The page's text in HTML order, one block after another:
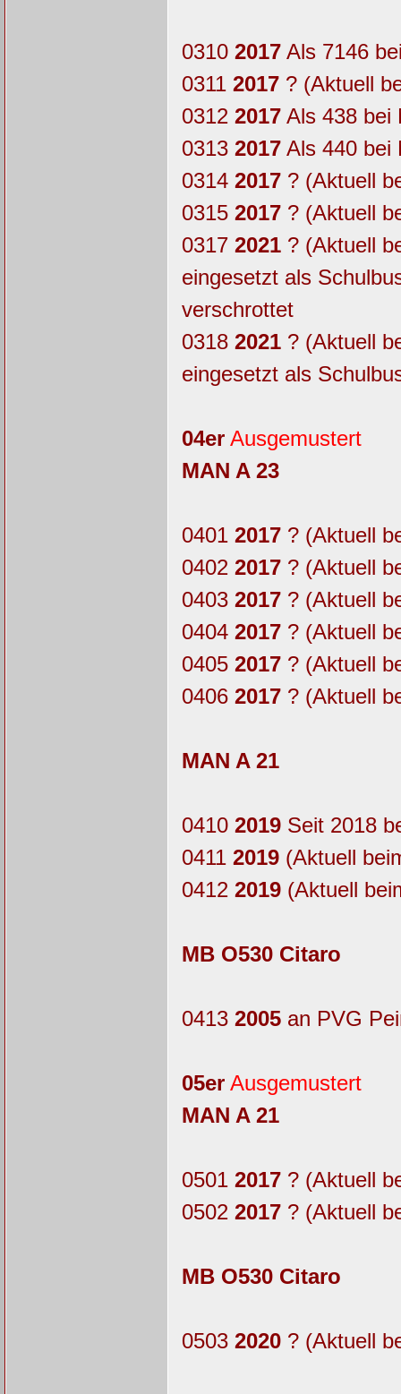
0310 2017Als 7146
0311 2017? (Aktuell
0312 2017Als 438 bei
0313 2017Als 440 bei
0314 2017? (Aktuell
0315 2017? (Aktuell
0317 2021? (Aktuell
eingesetzt als
verschrottet
0318 2021? (Aktuell
eingesetzt als
04er Ausgemustert
MAN A 23
0401 2017? (Aktuell
0402 2017? (Aktuell
0403 2017? (Aktuell
0404 2017? (Aktuell
0405 2017? (Aktuell
0406 2017? (Aktuell
MAN A 21
0410 2019Seit 2018
0411 2019(Aktuell
0412 2019(Aktuell
MB O530 Citaro
0413 2005an PVG
05er Ausgemustert
MAN A 21
0501 2017? (Aktuell
0502 2017? (Aktuell
MB O530 Citaro
0503 2020? (Aktuell